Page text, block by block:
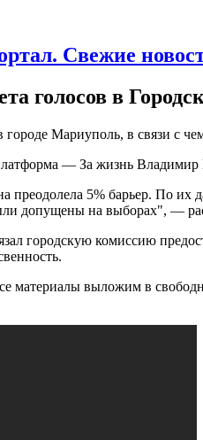
Свежие
голосов в
Мариуполь, в связи с
— За жизнь
преодолела 5% барьер. По их
допущены на выборах", —
городскую комиссию
материалы выложим в